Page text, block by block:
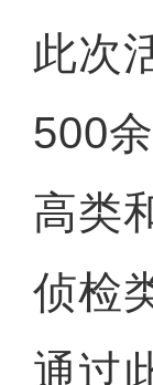
此次
500
高类
侦检
通过